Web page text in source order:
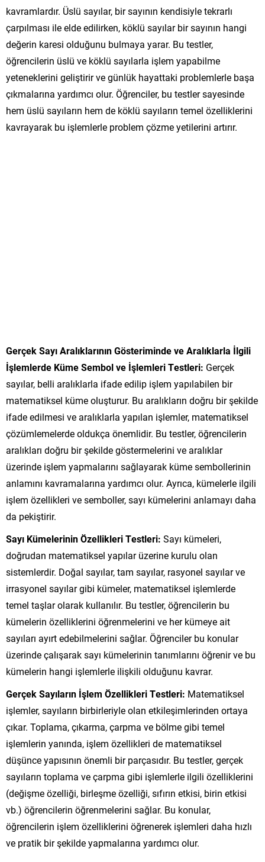
kavramlardır. Üslü sayılar, bir sayının kendisiyle tekrarlı
çarpılması ile elde edilirken, köklü sayılar bir sayının hangi
değerin karesi olduğunu bulmaya yarar. Bu testler,
öğrencilerin üslü ve köklü sayılarla işlem yapabilme
yeteneklerini geliştirir ve günlük hayattaki problemlerle başa
çıkmalarına yardımcı olur. Öğrenciler, bu testler sayesinde
hem üslü sayıların hem de köklü sayıların temel özelliklerini
kavrayarak bu işlemlerle problem çözme yetilerini artırır.
Gerçek Sayı Aralıklarının Gösteriminde ve Aralıklarla İlgili
İşlemlerde Küme Sembol ve İşlemleri Testleri: Gerçek
sayılar, belli aralıklarla ifade edilip işlem yapılabilen bir
matematiksel küme oluşturur. Bu aralıkların doğru bir şekilde
ifade edilmesi ve aralıklarla yapılan işlemler, matematiksel
çözümlemelerde oldukça önemlidir. Bu testler, öğrencilerin
aralıkları doğru bir şekilde göstermelerini ve aralıklar
üzerinde işlem yapmalarını sağlayarak küme sembollerinin
anlamını kavramalarına yardımcı olur. Ayrıca, kümelerle ilgili
işlem özellikleri ve semboller, sayı kümelerini anlamayı daha
da pekiştirir.
Sayı Kümelerinin Özellikleri Testleri: Sayı kümeleri,
doğrudan matematiksel yapılar üzerine kurulu olan
sistemlerdir. Doğal sayılar, tam sayılar, rasyonel sayılar ve
irrasyonel sayılar gibi kümeler, matematiksel işlemlerde
temel taşlar olarak kullanılır. Bu testler, öğrencilerin bu
kümelerin özelliklerini öğrenmelerini ve her kümeye ait
sayıları ayırt edebilmelerini sağlar. Öğrenciler bu konular
üzerinde çalışarak sayı kümelerinin tanımlarını öğrenir ve bu
kümelerin hangi işlemlerle ilişkili olduğunu kavrar.
Gerçek Sayıların İşlem Özellikleri Testleri: Matematiksel
işlemler, sayıların birbirleriyle olan etkileşimlerinden ortaya
çıkar. Toplama, çıkarma, çarpma ve bölme gibi temel
işlemlerin yanında, işlem özellikleri de matematiksel
düşünce yapısının önemli bir parçasıdır. Bu testler, gerçek
sayıların toplama ve çarpma gibi işlemlerle ilgili özelliklerini
(değişme özelliği, birleşme özelliği, sıfırın etkisi, birin etkisi
vb.) öğrencilerin öğrenmelerini sağlar. Bu konular,
öğrencilerin işlem özelliklerini öğrenerek işlemleri daha hızlı
ve pratik bir şekilde yapmalarına yardımcı olur.